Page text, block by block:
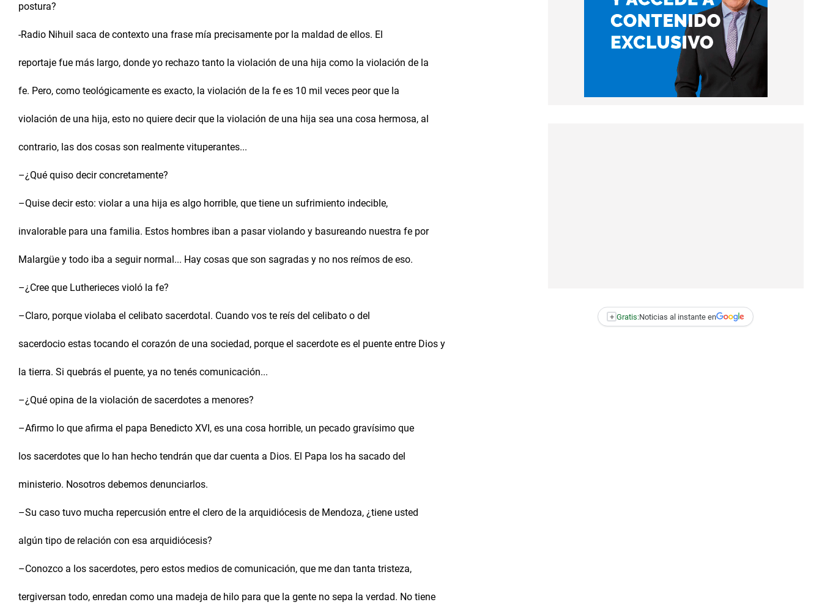
postura?
-Radio Nihuil saca de contexto una frase mía precisamente por la maldad de ellos. El
reportaje fue más largo, donde yo rechazo tanto la violación de una hija como la violación de la
fe. Pero, como teológicamente es exacto, la violación de la fe es 10 mil veces peor que la
violación de una hija, esto no quiere decir que la violación de una hija sea una cosa hermosa, al
contrario, las dos cosas son realmente vituperantes...
–¿Qué quiso decir concretamente?
–Quise decir esto: violar a una hija es algo horrible, que tiene un sufrimiento indecible,
invalorable para una familia. Estos hombres iban a pasar violando y basureando nuestra fe por
Malargüe y todo iba a seguir normal... Hay cosas que son sagradas y no nos reímos de eso.
–¿Cree que Lutherieces violó la fe?
–Claro, porque violaba el celibato sacerdotal. Cuando vos te reís del celibato o del
sacerdocio estas tocando el corazón de una sociedad, porque el sacerdote es el puente entre Dios y
la tierra. Si quebrás el puente, ya no tenés comunicación...
–¿Qué opina de la violación de sacerdotes a menores?
–Afirmo lo que afirma el papa Benedicto XVI, es una cosa horrible, un pecado gravísimo que
los sacerdotes que lo han hecho tendrán que dar cuenta a Dios. El Papa los ha sacado del
ministerio. Nosotros debemos denunciarlos.
–Su caso tuvo mucha repercusión entre el clero de la arquidiócesis de Mendoza, ¿tiene usted
algún tipo de relación con esa arquidiócesis?
–Conozco a los sacerdotes, pero estos medios de comunicación, que me dan tanta tristeza,
tergiversan todo, enredan como una madeja de hilo para que la gente no sepa la verdad. No tiene
+ Gratis:Noticias al instante en